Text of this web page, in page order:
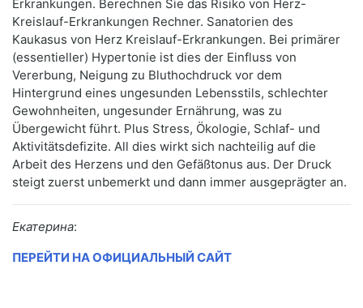
Erkrankungen. Berechnen Sie das Risiko von Herz-
Kreislauf-Erkrankungen Rechner. Sanatorien des
Kaukasus von Herz Kreislauf-Erkrankungen. Bei primärer
(essentieller) Hypertonie ist dies der Einfluss von
Vererbung, Neigung zu Bluthochdruck vor dem
Hintergrund eines ungesunden Lebensstils, schlechter
Gewohnheiten, ungesunder Ernährung, was zu
Übergewicht führt. Plus Stress, Ökologie, Schlaf- und
Aktivitätsdefizite. All dies wirkt sich nachteilig auf die
Arbeit des Herzens und den Gefäßtonus aus. Der Druck
steigt zuerst unbemerkt und dann immer ausgeprägter an.
Екатерина:
ПЕРЕЙТИ НА ОФИЦИАЛЬНЫЙ САЙТ